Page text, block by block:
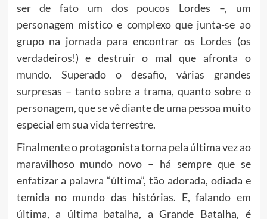
ser de fato um dos poucos Lordes –, um
personagem místico e complexo que junta-se ao
grupo na jornada para encontrar os Lordes (os
verdadeiros!) e destruir o mal que afronta o
mundo. Superado o desafio, várias grandes
surpresas – tanto sobre a trama, quanto sobre o
personagem, que se vê diante de uma pessoa muito
especial em sua vida terrestre.
Finalmente o protagonista torna pela última vez ao
maravilhoso mundo novo – há sempre que se
enfatizar a palavra “última”, tão adorada, odiada e
temida no mundo das histórias. E, falando em
última, a última batalha, a Grande Batalha, é